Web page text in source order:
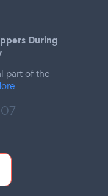
During
part of the